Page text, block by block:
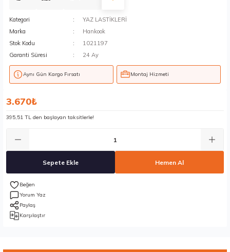
Kategori
YAZ LASTİKLERİ
Marka
Hankook
Stok Kodu
1021197
Garanti Süresi
24 Ay
Aynı Gün Kargo Fırsatı Montaj Hizmeti
3.670₺
395,51 TL den başlayan taksitlerle!
Sepete Ekle Hemen Al
Yorum Yaz
Paylaş
Karşılaştır